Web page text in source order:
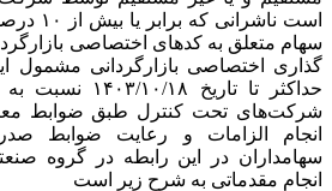
است
سهام متعلق به کدهای اختصاصی
گذاری اختصاصی بازارگردانی مشمول
حداکثر تا
شرکت‌های تحت کنترل طبق ضوابط
انجام الزامات و رعایت ضوابط
سهامداران در این رابطه در گروه
انجام مقدماتی به شرح زیر است